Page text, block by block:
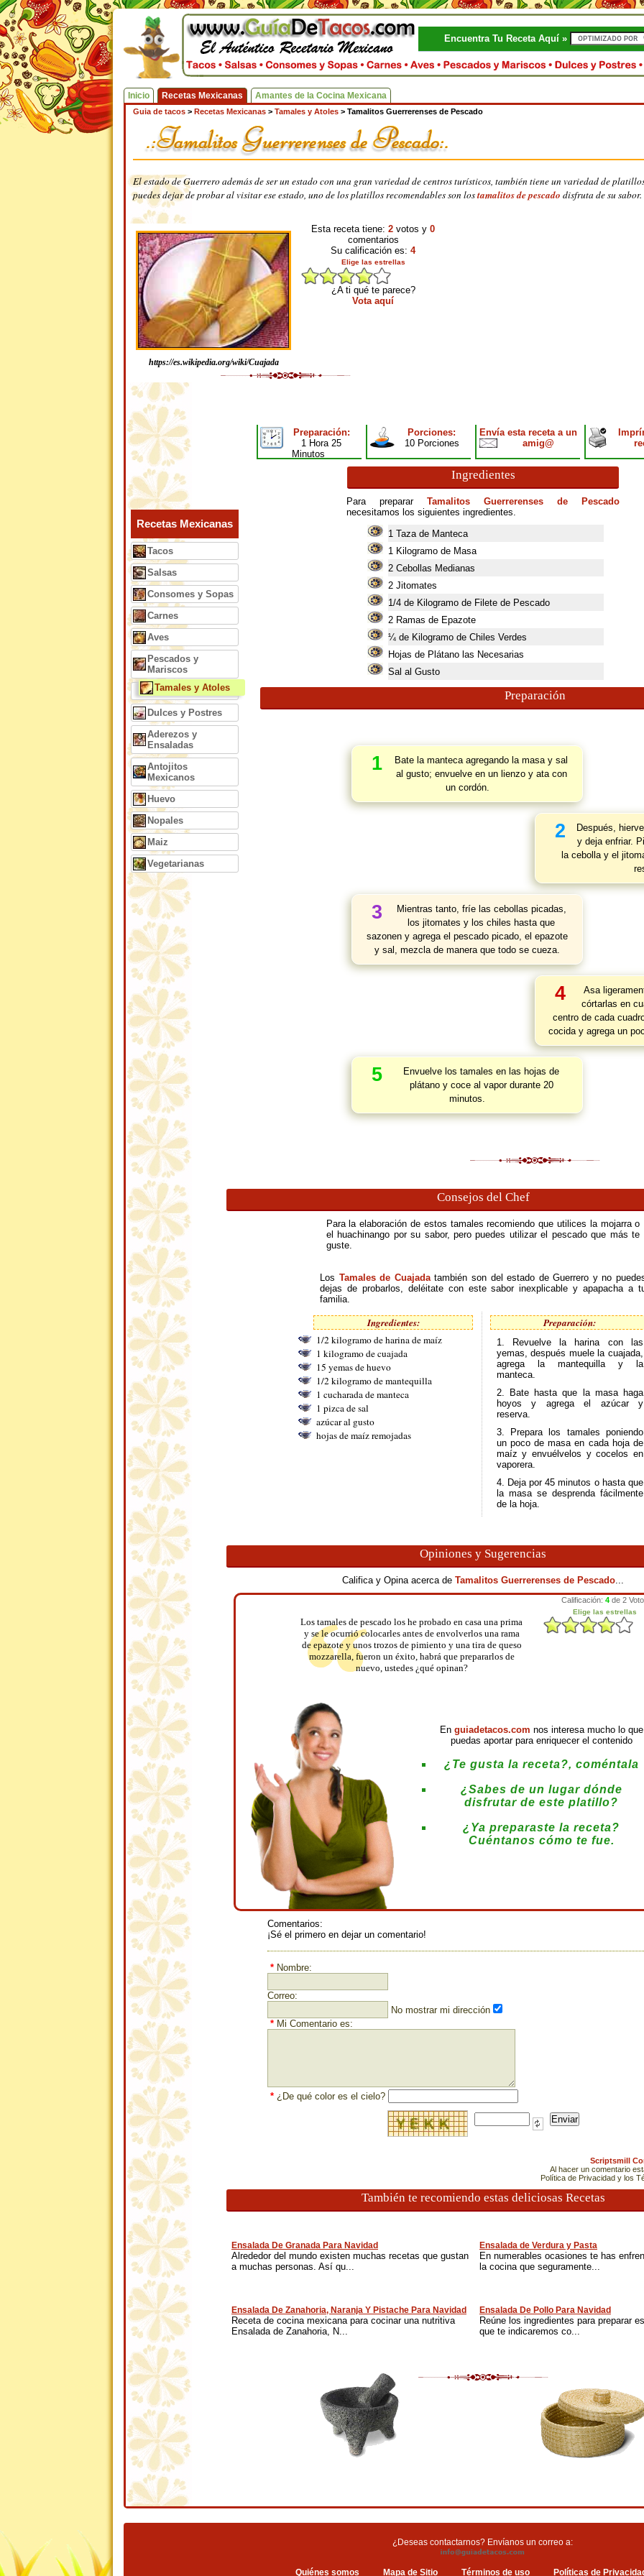
Encuentra Tu Receta Aquí »
Inicio Recetas Mexicanas Amantes de la Cocina Mexicana
Guia de tacos > Recetas Mexicanas > Tamales y Atoles > Tamalitos Guerrerenses de Pescado
El estado de Guerrero además de ser un estado con una gran variedad de centros turísticos, también tiene un variedad de
puedes dejar de probar al visitar ese estado, uno de los platillos recomendables son lostamalitos de pescado disfruta de su sabor.
https://es.wikipedia.org/wiki/Cuajada
Esta receta tiene: 2 votos y 0
comentarios
Su calificación es: 4
Elige las estrellas
¿A ti qué te parece?
Vota aquí
Preparación:
1 Hora 25
Minutos
Porciones:
10 Porciones
Envía esta receta a un
amig@
Ingredientes
Para preparar Tamalitos Guerrerenses de Pescado
necesitamos los siguientes ingredientes.
1 Taza de Manteca
1 Kilogramo de Masa
2 Cebollas Medianas
2 Jitomates
1/4 de Kilogramo de Filete de Pescado
2 Ramas de Epazote
¼ de Kilogramo de Chiles Verdes
Hojas de Plátano las Necesarias
Sal al Gusto
Preparación
1
Bate la manteca agregando la masa y sal
al gusto; envuelve en un lienzo y ata con
un cordón.
2
Después,
y deja enfriar.
la cebolla y el
3
Mientras tanto, fríe las cebollas picadas,
los jitomates y los chiles hasta que
sazonen y agrega el pescado picado, el epazote
y sal, mezcla de manera que todo se cueza.
4
Asa
córtarlas en
centro de cada
cocida y agrega un
5
Envuelve los tamales en las hojas de
plátano y coce al vapor durante 20
minutos.
Recetas Mexicanas
Tacos
Salsas
Consomes y Sopas
Carnes
Aves
Pescados y
Mariscos
Tamales y Atoles
Dulces y Postres
Aderezos y
Ensaladas
Antojitos
Mexicanos
Huevo
Nopales
Maiz
Vegetarianas
Consejos del Chef
Para la elaboración de estos tamales recomiendo que utilices la mojarra o
el huachinango por su sabor, pero puedes utilizar el pescado que más te
guste.
Los Tamales de Cuajadatambién son del estado de Guerrero y no
dejas de probarlos, deléitate con este sabor inexplicable y apapacha a
familia.
Ingredientes:
1/2 kilogramo de harina de maíz
1 kilogramo de cuajada
15 yemas de huevo
1/2 kilogramo de mantequilla
1 cucharada de manteca
1 pizca de sal
azúcar al gusto
hojas de maíz remojadas
Preparación:
1. Revuelve la harina con las
yemas, después muele la cuajada,
agrega la mantequilla y la
manteca.
2. Bate hasta que la masa haga
hoyos y agrega el azúcar y
reserva.
3. Prepara los tamales poniendo
un poco de masa en cada hoja de
maíz y envuélvelos y cocelos en
vaporera.
4. Deja por 45 minutos o hasta que
la masa se desprenda fácilmente
de la hoja.
Opiniones y Sugerencias
Califica y Opina acerca de Tamalitos Guerrerenses de Pescado...
Los tamales de pescado los he probado en casa una prima
y se le ocurrió colocarles antes de envolverlos una rama
de epazote y unos trozos de pimiento y una tira de queso
mozzarella, fueron un éxito, habrá que prepararlos de
nuevo, ustedes ¿qué opinan?
En guiadetacos.com nos interesa mucho lo que
puedas aportar para enriquecer el contenido
¿Te gusta la receta?, coméntala
¿Sabes de un lugar dónde
disfrutar de este platillo?
¿Ya preparaste la receta?
Cuéntanos cómo te fue.
Comentarios:
¡Sé el primero en dejar un comentario!
* Nombre:
Correo:
No mostrar mi dirección
* Mi Comentario es:
* ¿De qué color es el cielo?
Scriptsmill
Al hacer un comentario
Política de Privacidad y los
También te recomiendo estas deliciosas Recetas
Ensalada De Granada Para Navidad
Alrededor del mundo existen muchas recetas que gustan
a muchas personas. Así qu...
Ensalada de Verdura y Pasta
En numerables ocasiones te has
la cocina que seguramente...
Ensalada De Zanahoria, Naranja Y Pistache Para Navidad
Receta de cocina mexicana para cocinar una nutritiva
Ensalada de Zanahoria, N...
Ensalada De Pollo Para Navidad
Reúne los ingredientes para preparar
que te indicaremos co...
¿Deseas contactarnos? Envíanos un correo a:
Quiénes somos Mapa de Sitio Términos de uso Políticas de